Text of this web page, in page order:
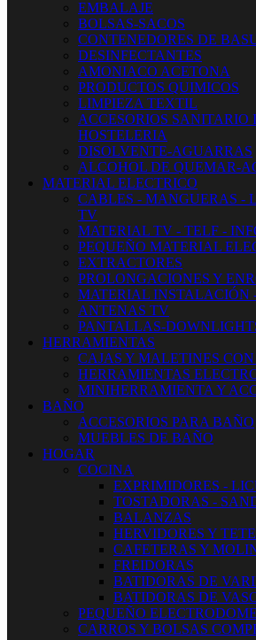
EMBALAJE
BOLSAS-SACOS
CONTENEDORES DE
DESINFECTANTES
AMONIACO ACETONA
PRODUCTOS QUIMICOS
LIMPIEZA TEXTIL
ACCESORIOS SANITARIO
HOSTELERIA
DISOLVENTE-AGUARRAS
ALCOHOL DE QUEMAR-
MATERIAL ELECTRICO
CABLES - MANGUERAS -
TV
MATERIAL TV - TELF -
PEQUEÑO MATERIAL
EXTRACTORES
PROLONGACIONES Y
MATERIAL INSTALACIÓN
ANTENAS TV
PANTALLAS-
HERRAMIENTAS
CAJAS Y MALETINES
HERRAMIENTAS
MINIHERRAMIENTA Y
BAÑO
ACCESORIOS PARA BAÑO
MUEBLES DE BAÑO
HOGAR
COCINA
EXPRIMIDORES -
TOSTADORAS -
BALANZAS
HERVIDORES Y
CAFETERAS Y
FREIDORAS
BATIDORAS DE
BATIDORAS DE
PEQUEÑO
CARROS Y BOLSAS